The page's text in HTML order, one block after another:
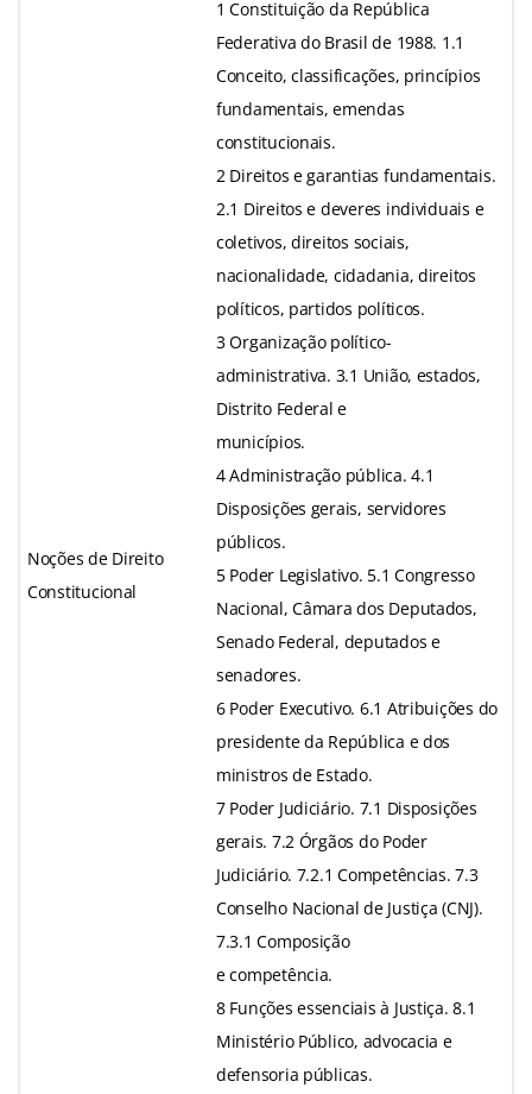
Noções de Direito
Constitucional
1 Constituição da República
Federativa do Brasil de 1988. 1.1
Conceito, classificações, princípios
fundamentais, emendas
constitucionais.
2 Direitos e garantias fundamentais.
2.1 Direitos e deveres individuais e
coletivos, direitos sociais,
nacionalidade, cidadania, direitos
políticos, partidos políticos.
3 Organização político-
administrativa. 3.1 União, estados,
Distrito Federal e
municípios.
4 Administração pública. 4.1
Disposições gerais, servidores
públicos.
5 Poder Legislativo. 5.1 Congresso
Nacional, Câmara dos Deputados,
Senado Federal, deputados e
senadores.
6 Poder Executivo. 6.1 Atribuições do
presidente da República e dos
ministros de Estado.
7 Poder Judiciário. 7.1 Disposições
gerais. 7.2 Órgãos do Poder
Judiciário. 7.2.1 Competências. 7.3
Conselho Nacional de Justiça (CNJ).
7.3.1 Composição
e competência.
8 Funções essenciais à Justiça. 8.1
Ministério Público, advocacia e
defensoria públicas.